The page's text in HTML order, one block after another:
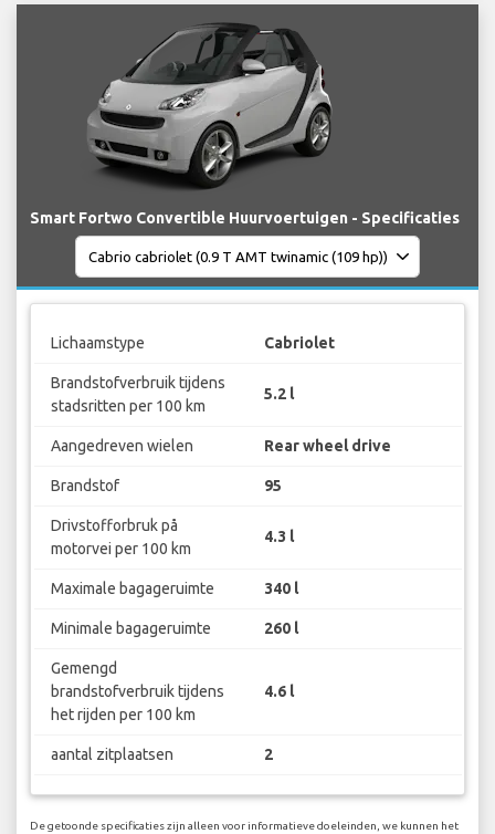
Smart Fortwo Convertible Huurvoertuigen - Specificaties
Lichaamstype Cabriolet
Brandstofverbruik tijdens
stadsritten per 100 km
5.2 l
Aangedreven wielen Rear wheel drive
Brandstof 95
Drivstofforbruk på
motorvei per 100 km
4.3 l
Maximale bagageruimte 340 l
Minimale bagageruimte 260 l
Gemengd
brandstofverbruik tijdens
het rijden per 100 km
4.6 l
aantal zitplaatsen 2
De getoonde specificaties zijn alleen voor informatieve doeleinden, we kunnen het